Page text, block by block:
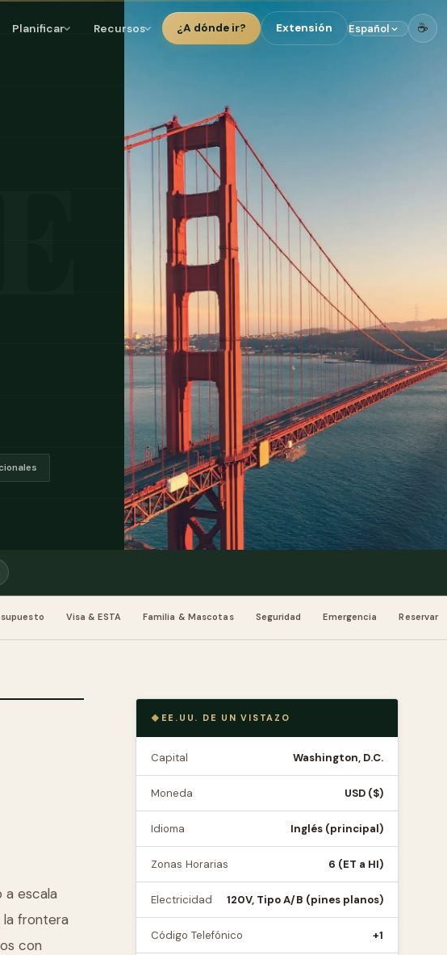
Planificar Recursos ¿A dónde ir? Extensión ☕
Visa & ESTA Familia & Mascotas Seguridad Emergencia Reservar
a escala
la frontera
con
EE.UU. DE UN VISTAZO
Capital Washington, D.C.
Moneda USD ($)
Idioma Inglés (principal)
Zonas Horarias 6 (ET a HI)
Electricidad 120V, Tipo A/B (pines planos)
Código Telefónico +1